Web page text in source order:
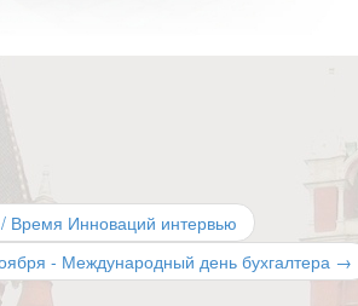
Время Инноваций интервью
- Международный день бухгалтера →